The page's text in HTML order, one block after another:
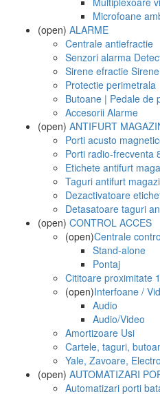
Microfoane
(open) ALARME
Centrale antiefractie
Senzori alarma
Sirene efractie
Protectie perimetrala
Butoane | Pedale de
Accesorii Alarme
(open) ANTIFURT
Porti acusto
Porti radio-frecventa
Etichete antifurt
Taguri antifurt
Dezactivatoare
Detasatoare taguri
(open) CONTROL ACCES
(open)Centrale
Stand-alone
Pontaj
Cititoare proximitate
(open)Interfoane /
Audio
Audio/Video
Amortizoare Usi
Cartele, taguri,
Yale, Zavoare,
(open) AUTOMATIZARI
Automatizari porti